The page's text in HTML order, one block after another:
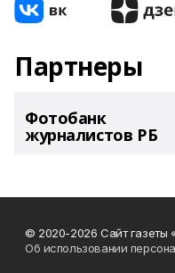
Партнеры
Фотобанк
журналистов РБ
© 2020-2026 Сайт газеты
Об использовании